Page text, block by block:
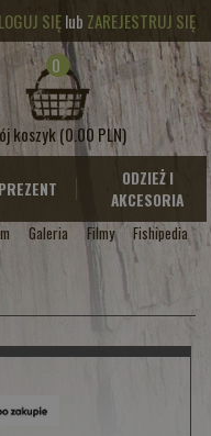
SIĘlub ZAREJESTRUJ SIĘ
0
koszyk(0.00 PLN)
ODZIEŻ I
AKCESORIA
Galeria Filmy
Fishipedia